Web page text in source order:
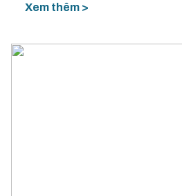
Xem thêm >